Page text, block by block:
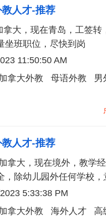
人才-推荐
拿大，现在青岛，工签
坐班职位，尽快到岗
11:50:50 AM
拿大外教 母语外教 男
人才-推荐
拿大，现在境外，教学
，除幼儿园外任何学校
5:33:38 PM
拿大外教 海外人才 高